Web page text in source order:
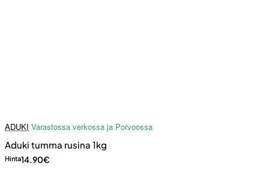
ADUKI Varastossa verkossa ja Porvoossa
Aduki tumma rusina 1kg
Hinta14.90€